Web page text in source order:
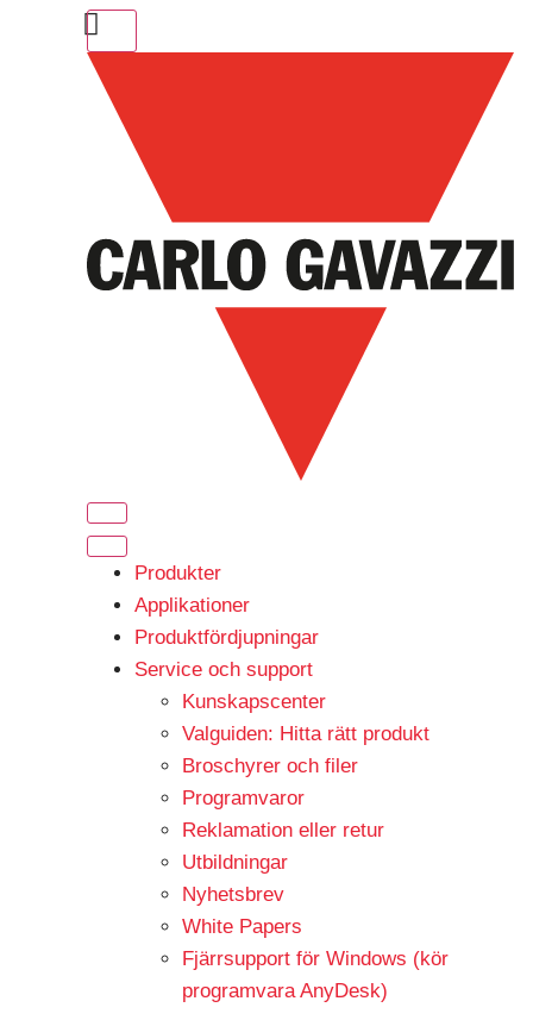
Produkter
Applikationer
Produktfördjupningar
Service och support
Kunskapscenter
Valguiden: Hitta rätt produkt
Broschyrer och filer
Programvaror
Reklamation eller retur
Utbildningar
Nyhetsbrev
White Papers
Fjärrsupport för Windows (kör
programvara AnyDesk)